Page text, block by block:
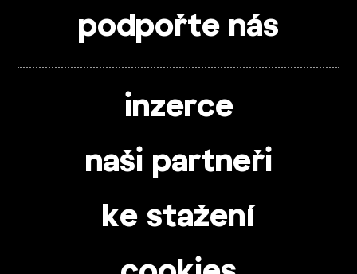
podpořte nás
inzerce
naši partneři
ke stažení